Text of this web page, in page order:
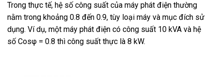
Trong thực tế, hệ số công suất của máy phát điện thường
nằm trong khoảng 0.8 đến 0.9, tùy loại máy và mục đích sử
dụng. Ví dụ, một máy phát điện có công suất 10 kVA và hệ
số Cosφ = 0.8 thì công suất thực là 8 kW.